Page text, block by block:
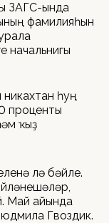
ЗАГС-ында
фамилияһын
начальнигы
һуң
проценты
ҡыҙ
лә бәйле.
Май айында
Гвоздик.